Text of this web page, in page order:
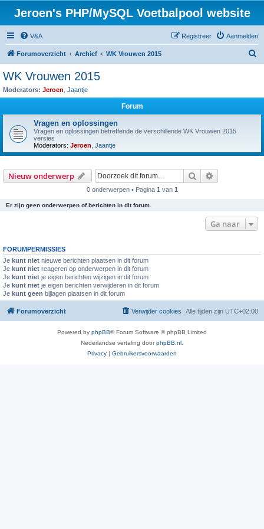
Jeroen's PHP/MySQL Voetbalpool website
V&A Aanmelden
Registreer
Forumoverzicht Archief WK Vrouwen 2015
WK Vrouwen 2015
Moderators: Jeroen Jaantje
Forum
Vragen en oplossingen
Vragen en oplossingen betreffende de verschillende WK Vrouwen 2015
versies
Moderators: Jeroen Jaantje
Nieuw onderwerp Zoek
0 onderwerpen • Pagina 1 van 1
Er zijn geen onderwerpen of berichten in dit forum.
Ga naar
FORUMPERMISSIES
Je kunt niet nieuwe berichten plaatsen in dit forum
Je kunt niet reageren op onderwerpen in dit forum
Je kunt niet je eigen berichten wijzigen in dit forum
Je kunt niet je eigen berichten verwijderen in dit forum
Je kunt geen bijlagen plaatsen in dit forum
Forumoverzicht Alle tijden zijn UTC+02:00
Verwijder cookies
Powered by phpBB® Forum Software © phpBB Limited
Nederlandse vertaling doorphpBB.nl
Privacy | Gebruikersvoorwaarden